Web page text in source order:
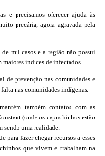
e precisamos oferecer ajuda às
precária, agora agravada pela
mil casos e a região não possui
maiores índices de infectados.
de prevenção nas comunidades e
nas comunidades indígenas.
também contatos com as
(onde os capuchinhos estão
sendo uma realidade.
para fazer chegar recursos a esses
que vivem e trabalham na